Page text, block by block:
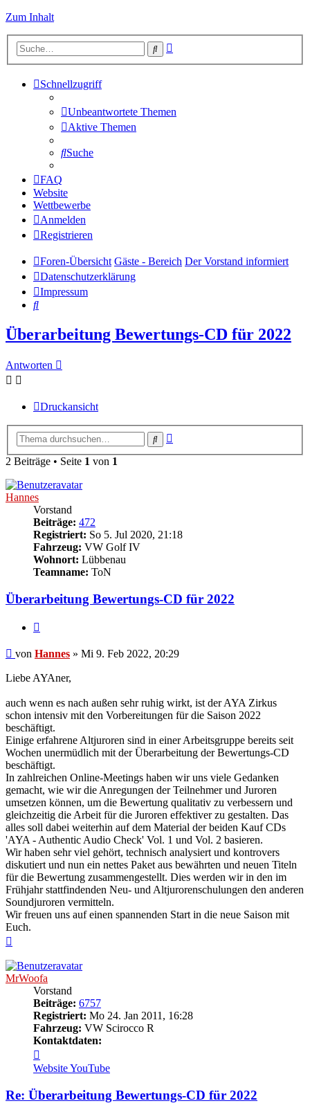
Zum Inhalt
Suche
Schnellzugriff
Unbeantwortete Themen
Aktive Themen
Suche
FAQ
Website
Wettbewerbe
Anmelden
Registrieren
Foren-Übersicht Gäste - Bereich Der Vorstand informiert
Datenschutzerklärung
Impressum
Suche
Überarbeitung Bewertungs-CD für 2022
Antworten
Druckansicht
Suche
2 Beiträge • Seite 1 von 1
Hannes
Vorstand
Beiträge: 472
Registriert: So 5. Jul 2020, 21:18
Fahrzeug: VW Golf IV
Wohnort: Lübbenau
Teamname: ToN
Überarbeitung Bewertungs-CD für 2022
Beitrag
von Hannes » Mi 9. Feb 2022, 20:29
Liebe AYAner,
auch wenn es nach außen sehr ruhig wirkt, ist der AYA Zirkus
schon intensiv mit den Vorbereitungen für die Saison 2022
beschäftigt.
Einige erfahrene Altjuroren sind in einer Arbeitsgruppe bereits seit
Wochen unermüdlich mit der Überarbeitung der Bewertungs-CD
beschäftigt.
In zahlreichen Online-Meetings haben wir uns viele Gedanken
gemacht, wie wir die Anregungen der Teilnehmer und Juroren
umsetzen können, um die Bewertung qualitativ zu verbessern und
gleichzeitig die Arbeit für die Juroren effektiver zu gestalten. Das
alles soll dabei weiterhin auf dem Material der beiden Kauf CDs
'AYA - Authentic Audio Check' Vol. 1 und Vol. 2 basieren.
Wir haben sehr viel gehört, technisch analysiert und kontrovers
diskutiert und nun ein nettes Paket aus bewährten und neuen Titeln
für die Bewertung zusammengestellt. Dies werden wir in den im
Frühjahr stattfindenden Neu- und Altjurorenschulungen den anderen
Soundjuroren vermitteln.
Wir freuen uns auf einen spannenden Start in die neue Saison mit
Euch.
MrWoofa
Vorstand
Beiträge: 6757
Registriert: Mo 24. Jan 2011, 16:28
Fahrzeug: VW Scirocco R
Kontaktdaten:
von
MrWoofa
WebsiteYouTube
Re: Überarbeitung Bewertungs-CD für 2022